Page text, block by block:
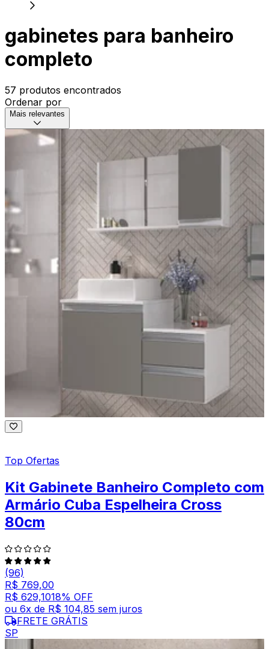
gabinetes para banheiro
completo
57 produtos encontrados
Ordenar por
Mais relevantes
Top Ofertas
Kit Gabinete Banheiro Completo com
Armário Cuba Espelheira Cross
80cm
(96)
R$ 769,00
R$ 629,1018% OFF
ou 6x de R$ 104,85 sem juros
FRETE GRÁTIS
SP